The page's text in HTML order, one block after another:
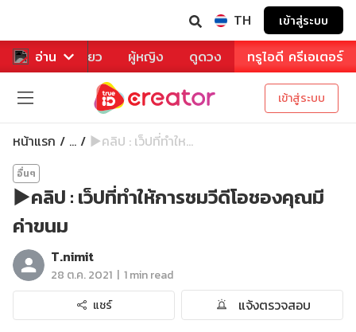
TH เข้าสู่ระบบ
อ่าน
หาร ท่องเที่ยว ผู้หญิง ดูดวง ทรูไอดี ครีเอเตอร์
เข้าสู่ระบบ
หน้าแรก ... ▶️คลิป : เว็ปที่ทำให...
อื่นๆ
▶️คลิป : เว็ปที่ทำให้การชมวีดีโอชองคุณมี
ค่าขนม
T.nimit
28 ต.ค. 2021 | 1 min read
แชร์
แจ้งตรวจสอบ